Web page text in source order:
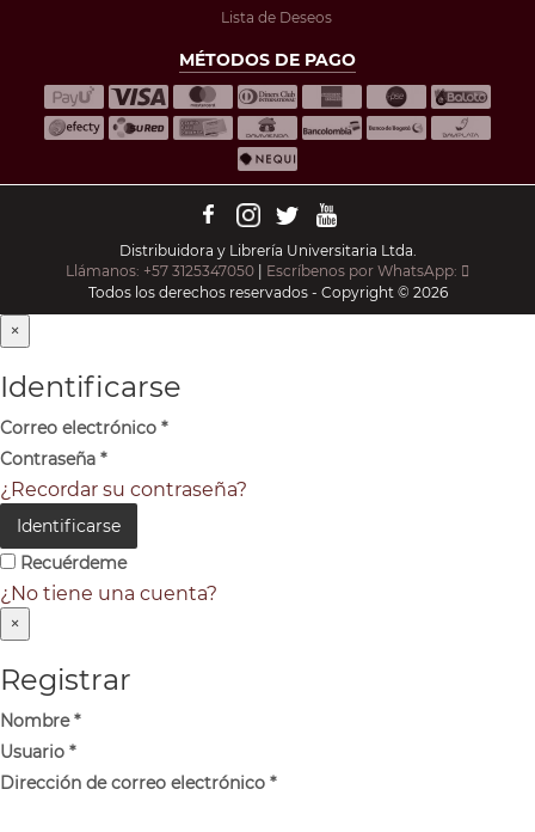
Lista de Deseos
MÉTODOS DE PAGO
Distribuidora y Librería Universitaria Ltda.
Llámanos: +57 3125347050 | Escríbenos por WhatsApp:
Todos los derechos reservados - Copyright © 2026
×
Identificarse
Correo electrónico *
Contraseña *
¿Recordar su contraseña?
Identificarse
Recuérdeme
¿No tiene una cuenta?
×
Registrar
Nombre*
Usuario *
Dirección de correo electrónico *